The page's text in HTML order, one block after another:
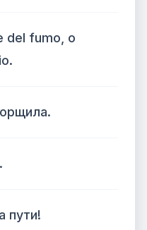
del fumo, o
пути!